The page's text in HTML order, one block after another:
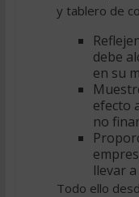
y tablero de
debe
en su
efecto
no
llevar
Todo ello